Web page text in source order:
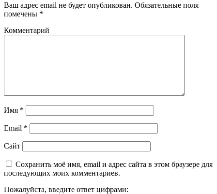
Ваш адрес email не будет опубликован. Обязательные поля
помечены *
Комментарий
Имя *
Email *
Сайт
Сохранить моё имя, email и адрес сайта в этом браузере для
последующих моих комментариев.
Пожалуйста, введите ответ цифрами: